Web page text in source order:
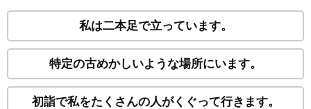
私は二本足で立っています。
特定の古めかしいような場所にいます。
初詣で私をたくさんの人がくぐって行きます。